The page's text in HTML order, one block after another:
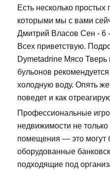
Есть несколько
которыми мы с вами
Дмитрий Власов Сен - 6
Всех приветствую.
Dymetadrine Мясо Тверь
бульонов
холодную воду. Опять же
поведет и как
Профессиональные
недвижимости не
помещения — это могут
оборудованные
подходящие под